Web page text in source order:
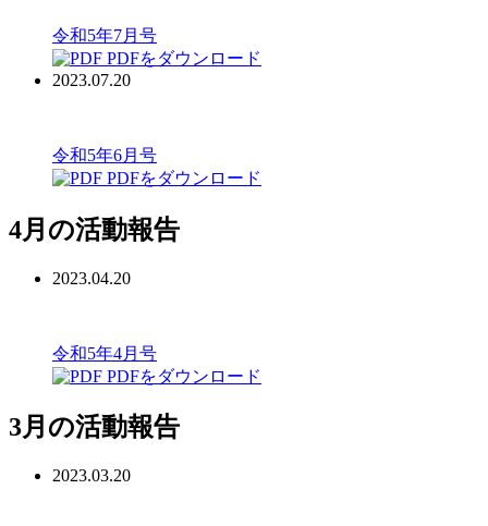
令和5年7月号
PDFをダウンロード
2023.07.20
令和5年6月号
PDFをダウンロード
4月の活動報告
2023.04.20
令和5年4月号
PDFをダウンロード
3月の活動報告
2023.03.20